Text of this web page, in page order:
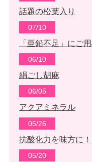
話題の松葉入り
07/10
「亜鉛不足」にご
06/10
絹ごし胡麻
06/05
アクアミネラル
05/26
抗酸化力を味方に！
05/20